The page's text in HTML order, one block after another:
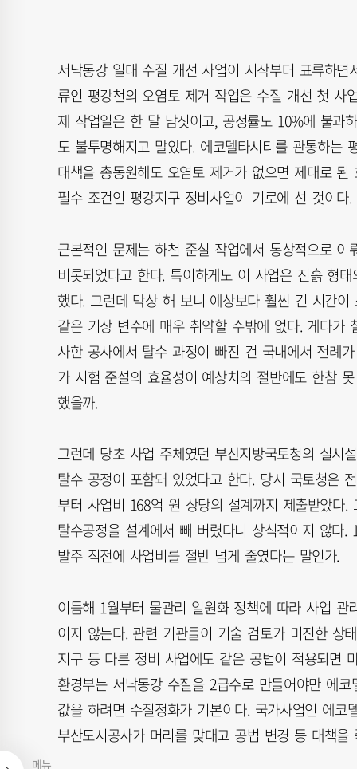
메뉴
서낙동강 일대 수질 개선 사업이 시작부터 표류하
류인 평강천의 오염토 제거 작업은 수질 개선 첫 사
제 작업일은 한 달 남짓이고, 공정률도 10%에 불과
도 불투명해지고 말았다. 에코델타시티를 관통하는
대책을 총동원해도 오염토 제거가 없으면 제대로
필수 조건인 평강지구 정비사업이 기로에 선 것이다.
근본적인 문제는 하천 준설 작업에서 통상적으로
비롯되었다고 한다. 특이하게도 이 사업은 진흙 형
했다. 그런데 막상 해 보니 예상보다 훨씬 긴 시간
같은 기상 변수에 매우 취약할 수밖에 없다. 게다가
사한 공사에서 탈수 과정이 빠진 건 국내에서 전례
가 시험 준설의 효율성이 예상치의 절반에도 한참
했을까.
그런데 당초 사업 주체였던 부산지방국토청의 실시
탈수 공정이 포함돼 있었다고 한다. 당시 국토청은
부터 사업비 168억 원 상당의 설계까지 제출받았다
탈수공정을 설계에서 빼 버렸다니 상식적이지 않다
발주 직전에 사업비를 절반 넘게 줄였다는 말인가.
이듬해 1월부터 물관리 일원화 정책에 따라 사업
이지 않는다. 관련 기관들이 기술 검토가 미진한 상
지구 등 다른 정비 사업에도 같은 공법이 적용되면
환경부는 서낙동강 수질을 2급수로 만들어야만 에
값을 하려면 수질정화가 기본이다. 국가사업인 에
부산도시공사가 머리를 맞대고 공법 변경 등 대책을